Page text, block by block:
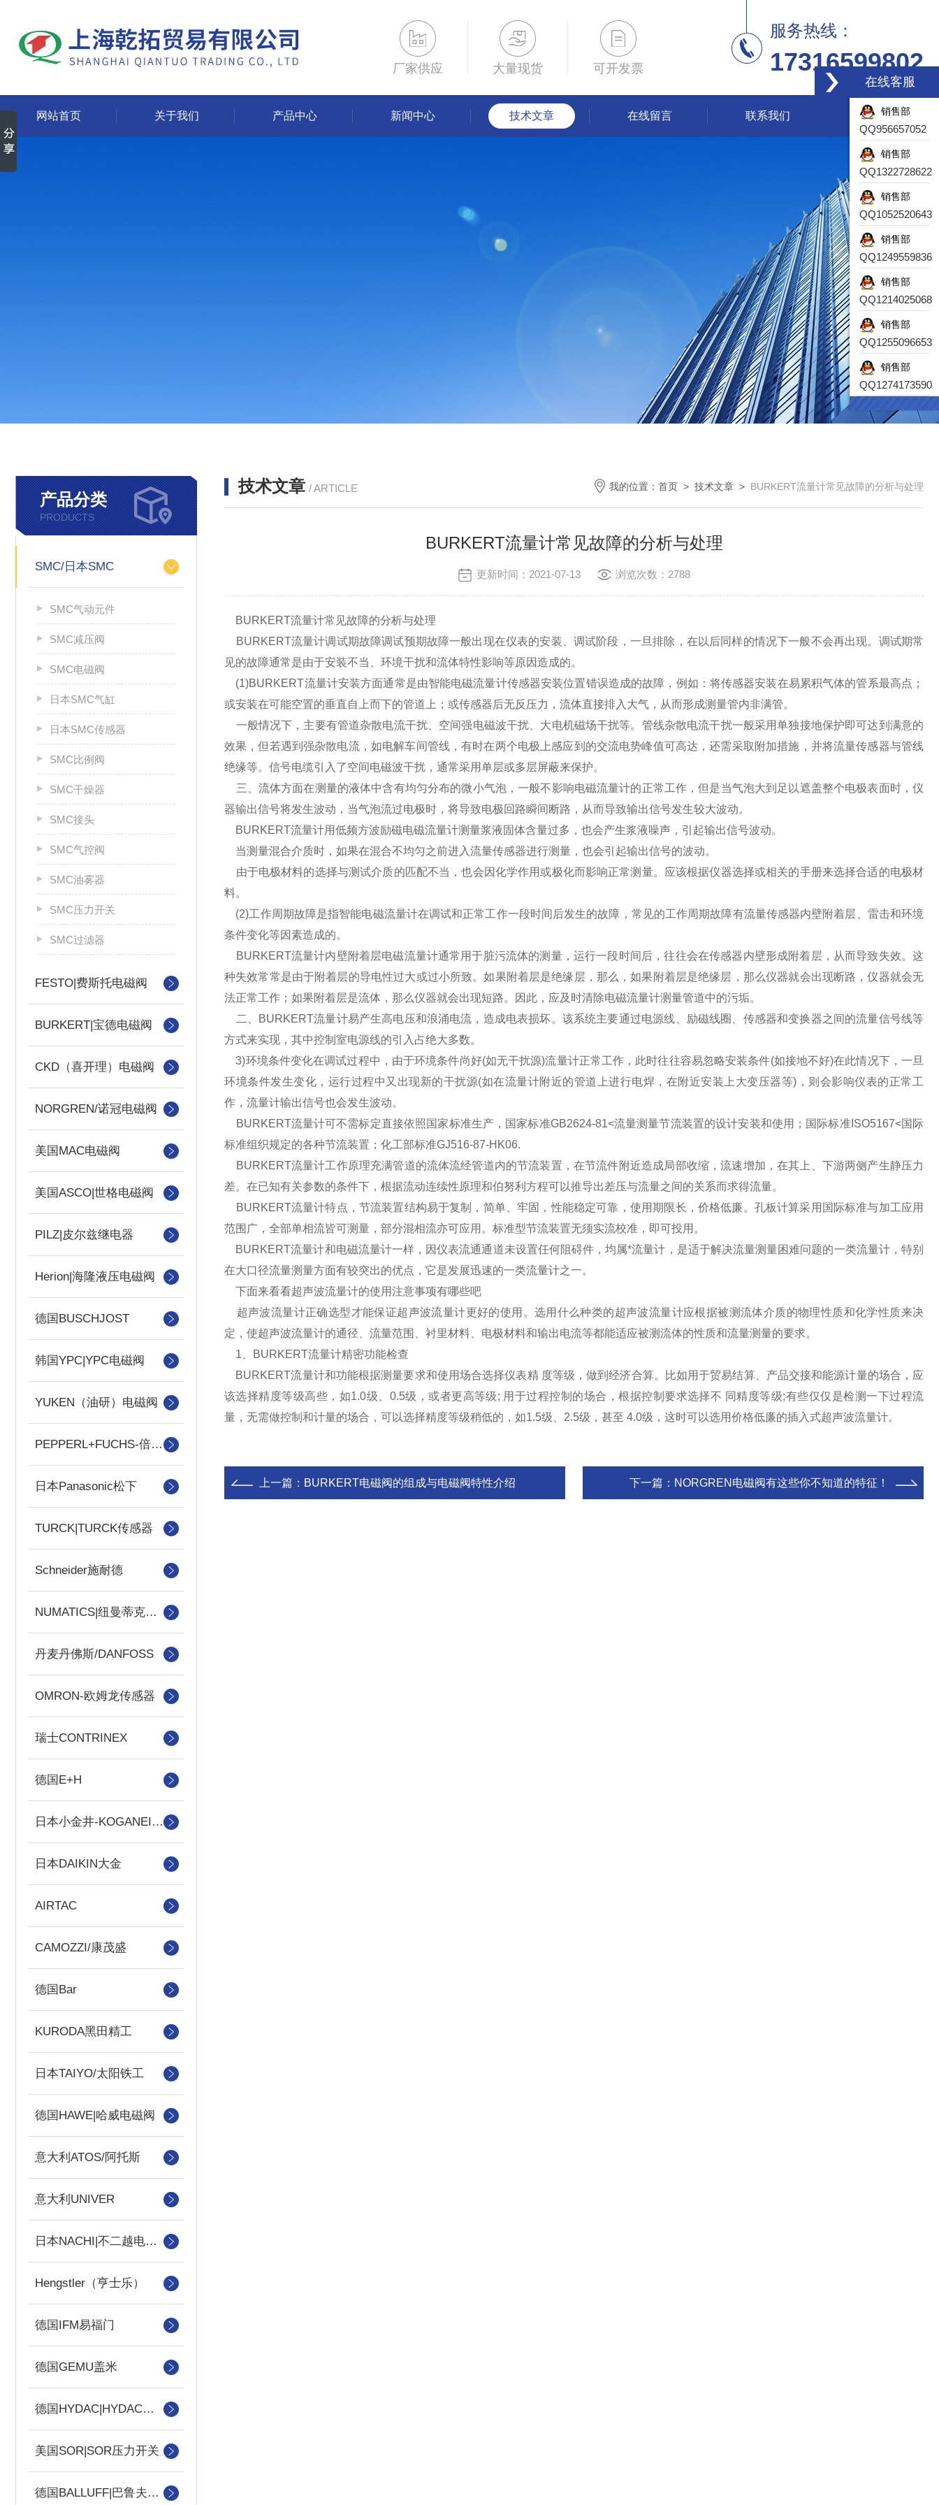
厂家供应 大量现货 可开发票
服务热线：
17316599802
网站首页 关于我们 产品中心 新闻中心 技术文章 在线留言 联系我们
产品分类
PRODUCTS
SMC/日本SMC
SMC气动元件
SMC减压阀
SMC电磁阀
日本SMC气缸
日本SMC传感器
SMC比例阀
SMC干燥器
SMC接头
SMC气控阀
SMC油雾器
SMC压力开关
SMC过滤器
FESTO|费斯托电磁阀
BURKERT|宝德电磁阀
CKD（喜开理）电磁阀
NORGREN/诺冠电磁阀
美国MAC电磁阀
美国ASCO|世格电磁阀
PILZ|皮尔兹继电器
Herion|海隆液压电磁阀
德国BUSCHJOST
韩国YPC|YPC电磁阀
YUKEN（油研）电磁阀
PEPPERL+FUCHS-倍加福
日本Panasonic松下
TURCK|TURCK传感器
Schneider施耐德
NUMATICS|纽曼蒂克电磁阀
丹麦丹佛斯/DANFOSS
OMRON-欧姆龙传感器
瑞士CONTRINEX
德国E+H
日本小金井-KOGANEI气缸
日本DAIKIN大金
AIRTAC
CAMOZZI/康茂盛
德国Bar
KURODA黑田精工
日本TAIYO/太阳铁工
德国HAWE|哈威电磁阀
意大利ATOS/阿托斯
意大利UNIVER
日本NACHI|不二越电磁阀
Hengstler（亨士乐）
德国IFM易福门
德国GEMU盖米
德国HYDAC|HYDAC传感器
美国SOR|SOR压力开关
德国BALLUFF|巴鲁夫传感器
技术文章 / ARTICLE 我的位置： 首页 > 技术文章 > BURKERT流量计常见故障的分析与处理
BURKERT流量计常见故障的分析与处理
更新时间：2021-07-13 浏览次数：2788
BURKERT流量计常见故障的分析与处理
BURKERT流量计调试期故障调试预期故障一般出现在仪表的安装、调试阶段，一旦排除，在以后同样的情况下一般不会再出现。调试期常
见的故障通常是由于安装不当、环境干扰和流体特性影响等原因造成的。
(1)BURKERT流量计安装方面通常是由智能电磁流量计传感器安装位置错误造成的故障，例如：将传感器安装在易累积气体的管系最高点；
或安装在可能空置的垂直自上而下的管道上；或传感器后无反压力，流体直接排入大气，从而形成测量管内非满管。
一般情况下，主要有管道杂散电流干扰、空间强电磁波干扰、大电机磁场干扰等。管线杂散电流干扰一般采用单独接地保护即可达到满意的
效果，但若遇到强杂散电流，如电解车间管线，有时在两个电极上感应到的交流电势峰值可高达，还需采取附加措施，并将流量传感器与管线
绝缘等。信号电缆引入了空间电磁波干扰，通常采用单层或多层屏蔽来保护。
三、流体方面在测量的液体中含有均匀分布的微小气泡，一般不影响电磁流量计的正常工作，但是当气泡大到足以遮盖整个电极表面时，仪
器输出信号将发生波动，当气泡流过电极时，将导致电极回路瞬间断路，从而导致输出信号发生较大波动。
BURKERT流量计用低频方波励磁电磁流量计测量浆液固体含量过多，也会产生浆液噪声，引起输出信号波动。
当测量混合介质时，如果在混合不均匀之前进入流量传感器进行测量，也会引起输出信号的波动。
由于电极材料的选择与测试介质的匹配不当，也会因化学作用或极化而影响正常测量。应该根据仪器选择或相关的手册来选择合适的电极材
料。
(2)工作周期故障是指智能电磁流量计在调试和正常工作一段时间后发生的故障，常见的工作周期故障有流量传感器内壁附着层、雷击和环境
条件变化等因素造成的。
BURKERT流量计内壁附着层电磁流量计通常用于脏污流体的测量，运行一段时间后，往往会在传感器内壁形成附着层，从而导致失效。这
种失效常常是由于附着层的导电性过大或过小所致。如果附着层是绝缘层，那么，如果附着层是绝缘层，那么仪器就会出现断路，仪器就会无
法正常工作；如果附着层是流体，那么仪器就会出现短路。因此，应及时清除电磁流量计测量管道中的污垢。
二、BURKERT流量计易产生高电压和浪涌电流，造成电表损坏。该系统主要通过电源线、励磁线圈、传感器和变换器之间的流量信号线等
方式来实现，其中控制室电源线的引入占绝大多数。
3)环境条件变化在调试过程中，由于环境条件尚好(如无干扰源)流量计正常工作，此时往往容易忽略安装条件(如接地不好)在此情况下，一旦
环境条件发生变化，运行过程中又出现新的干扰源(如在流量计附近的管道上进行电焊，在附近安装上大变压器等)，则会影响仪表的正常工
作，流量计输出信号也会发生波动。
BURKERT流量计可不需标定直接依照国家标准生产，国家标准GB2624-81<流量测量节流装置的设计安装和使用；国际标准ISO5167<国际
标准组织规定的各种节流装置；化工部标准GJ516-87-HK06.
BURKERT流量计工作原理充满管道的流体流经管道内的节流装置，在节流件附近造成局部收缩，流速增加，在其上、下游两侧产生静压力
差。在已知有关参数的条件下，根据流动连续性原理和伯努利方程可以推导出差压与流量之间的关系而求得流量。
BURKERT流量计特点，节流装置结构易于复制，简单、牢固，性能稳定可靠，使用期限长，价格低廉。孔板计算采用国际标准与加工应用
范围广，全部单相流皆可测量，部分混相流亦可应用。标准型节流装置无须实流校准，即可投用。
BURKERT流量计和电磁流量计一样，因仪表流通通道未设置任何阻碍件，均属*流量计，是适于解决流量测量困难问题的一类流量计，特别
在大口径流量测量方面有较突出的优点，它是发展迅速的一类流量计之一。
下面来看看超声波流量计的使用注意事项有哪些吧
超声波流量计正确选型才能保证超声波流量计更好的使用。选用什么种类的超声波流量计应根据被测流体介质的物理性质和化学性质来决
定，使超声波流量计的通径、流量范围、衬里材料、电极材料和输出电流等都能适应被测流体的性质和流量测量的要求。
1、BURKERT流量计精密功能检查
BURKERT流量计和功能根据测量要求和使用场合选择仪表精 度等级，做到经济合算。比如用于贸易结算、产品交接和能源计量的场合，应
该选择精度等级高些，如1.0级、0.5级，或者更高等级; 用于过程控制的场合，根据控制要求选择不 同精度等级;有些仅仅是检测一下过程流
量，无需做控制和计量的场合，可以选择精度等级稍低的，如1.5级、2.5级，甚至 4.0级，这时可以选用价格低廉的插入式超声波流量计。
上一篇： BURKERT电磁阀的组成与电磁阀特性介绍 下一篇： NORGREN电磁阀有这些你不知道的特征！
在线客服
销售部
QQ956657052
销售部
QQ1322728622
销售部
QQ1052520643
销售部
QQ1249559836
销售部
QQ1214025068
销售部
QQ1255096653
销售部
QQ1274173590